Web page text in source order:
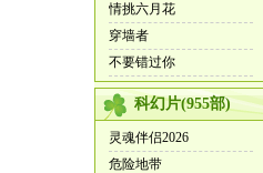
情挑六月花
穿墙者
不要错过你
科幻片(955部)
灵魂伴侣2026
危险地带